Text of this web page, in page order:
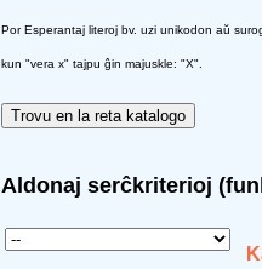
Por Esperantaj literoj bv. uzi unikodon aŭ
kun "vera x" tajpu ĝin majuskle: "X".
Aldonaj serĉkriterioj